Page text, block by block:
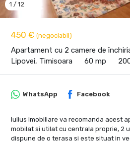
450 € (negociabil)
Apartament cu 2 camere de
Lipovei, Timisoara
60 mp
1 / 12
WhatsApp Facebook
Iulius Imobiliare va recomanda acest
mobilat si utilat cu centrala proprie, 2
dispune de o terasa si este situat in